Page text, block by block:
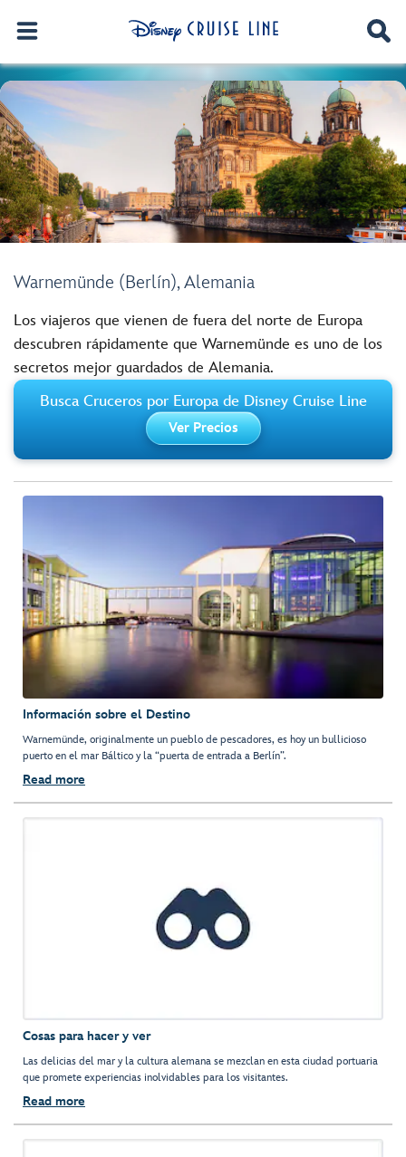
Warnemünde (Berlín), Alemania
Los viajeros que vienen de fuera del norte de Europa
descubren rápidamente que Warnemünde es uno de los
secretos mejor guardados de Alemania.
Busca Cruceros por Europa de Disney Cruise Line
Ver Precios
Información sobre el Destino
Warnemünde, originalmente un pueblo de pescadores, es hoy un bullicioso
puerto en el mar Báltico y la “puerta de entrada a Berlín”.
Read more
Cosas para hacer y ver
Las delicias del mar y la cultura alemana se mezclan en esta ciudad portuaria
que promete experiencias inolvidables para los visitantes.
Read more